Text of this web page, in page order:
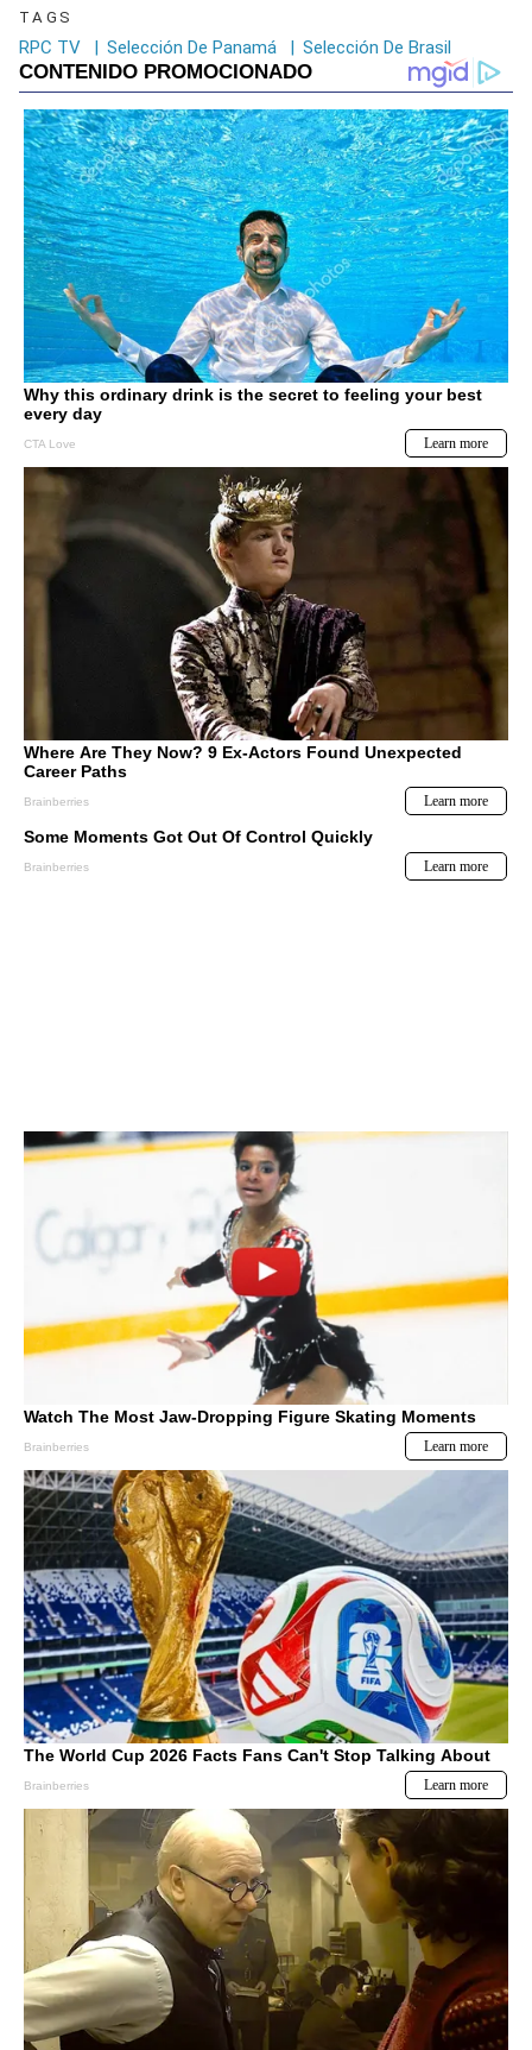
TAGS
RPC TV | Selección De Panamá | Selección De Brasil